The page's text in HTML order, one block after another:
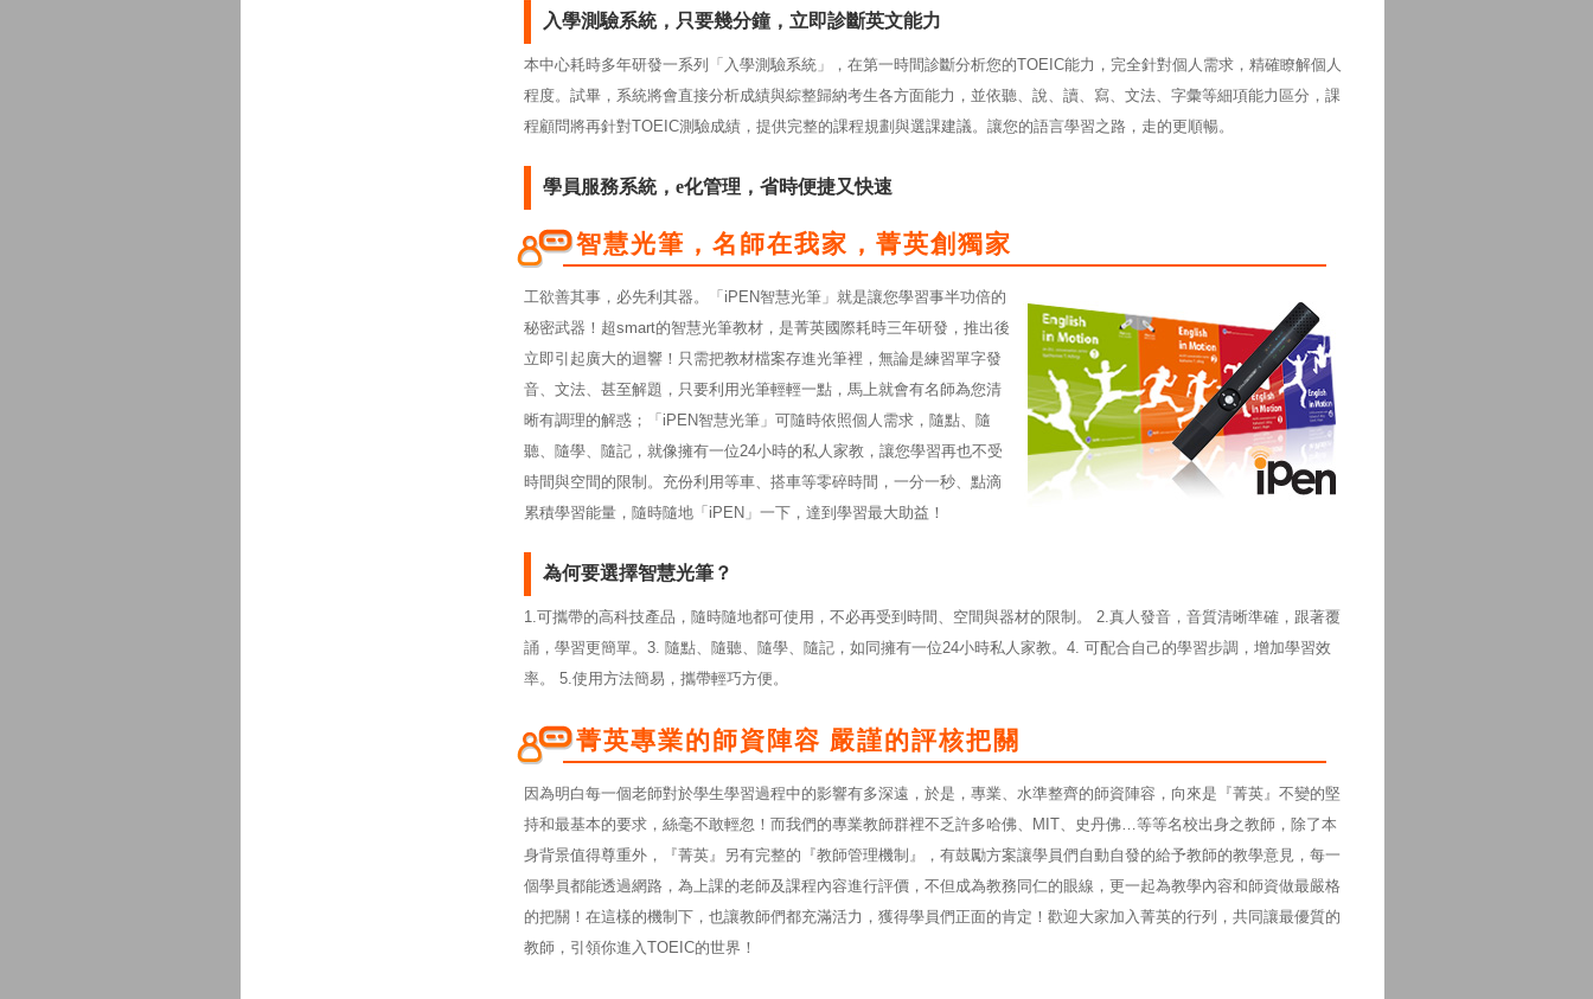
入學測驗系統，只要幾分鐘，立即診斷英文能力
本中心耗時多年研發一系列「入學測驗系統」，在第一時間診斷分析您的TOEIC能力，完全針對個人需求，精確瞭解個人
程度。試畢，系統將會直接分析成績與綜整歸納考生各方面能力，並依聽、說、讀、寫、文法、字彙等細項能力區分，課
程顧問將再針對TOEIC測驗成績，提供完整的課程規劃與選課建議。讓您的語言學習之路，走的更順暢。
學員服務系統，e化管理，省時便捷又快速
智慧光筆，名師在我家，菁英創獨家
工欲善其事，必先利其器。「iPEN智慧光筆」就是讓您學習事半功倍的
秘密武器！超smart的智慧光筆教材，是菁英國際耗時三年研發，推出後
立即引起廣大的迴響！只需把教材檔案存進光筆裡，無論是練習單字發
音、文法、甚至解題，只要利用光筆輕輕一點，馬上就會有名師為您清
晰有調理的解惑；「iPEN智慧光筆」可隨時依照個人需求，隨點、隨
聽、隨學、隨記，就像擁有一位24小時的私人家教，讓您學習再也不受
時間與空間的限制。充份利用等車、搭車等零碎時間，一分一秒、點滴
累積學習能量，隨時隨地「iPEN」一下，達到學習最大助益！
為何要選擇智慧光筆？
1.可攜帶的高科技產品，隨時隨地都可使用，不必再受到時間、空間與器材的限制。 2.真人發音，音質清晰準確，跟著覆
誦，學習更簡單。3. 隨點、隨聽、隨學、隨記，如同擁有一位24小時私人家教。4. 可配合自己的學習步調，增加學習效
率。 5.使用方法簡易，攜帶輕巧方便。
菁英專業的師資陣容 嚴謹的評核把關
因為明白每一個老師對於學生學習過程中的影響有多深遠，於是，專業、水準整齊的師資陣容，向來是『菁英』不變的堅
持和最基本的要求，絲毫不敢輕忽！而我們的專業教師群裡不乏許多哈佛、MIT、史丹佛…等等名校出身之教師，除了本
身背景值得尊重外，『菁英』另有完整的『教師管理機制』，有鼓勵方案讓學員們自動自發的給予教師的教學意見，每一
個學員都能透過網路，為上課的老師及課程內容進行評價，不但成為教務同仁的眼線，更一起為教學內容和師資做最嚴格
的把關！在這樣的機制下，也讓教師們都充滿活力，獲得學員們正面的肯定！歡迎大家加入菁英的行列，共同讓最優質的
教師，引領你進入TOEIC的世界！